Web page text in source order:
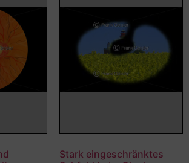
Stark eingeschränktes